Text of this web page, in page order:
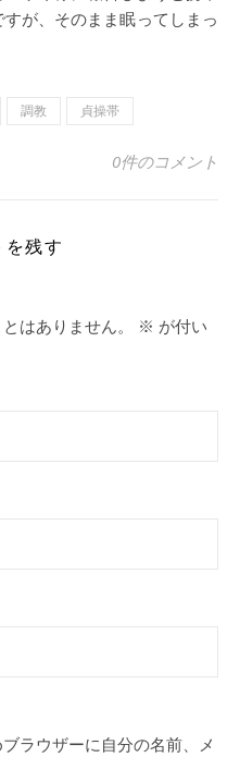
が、そのまま眠ってしまっ
調教 貞操帯
0件のコメント
を残す
はありません。 ※ が付い
ラウザーに自分の名前、メ